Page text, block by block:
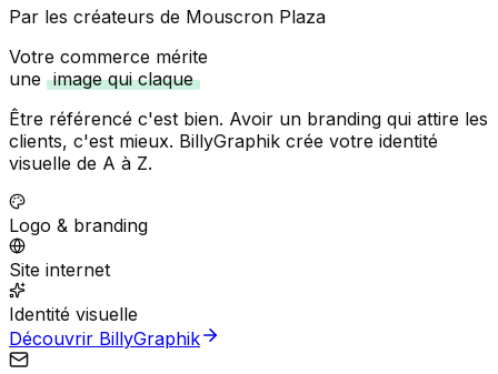
Par les créateurs de Mouscron Plaza
Votre commerce mérite
une image qui claque
Être référencé c'est bien. Avoir un branding qui attire les
clients, c'est mieux. BillyGraphik crée votre identité
visuelle de A à Z.
Logo & branding
Site internet
Identité visuelle
Découvrir BillyGraphik